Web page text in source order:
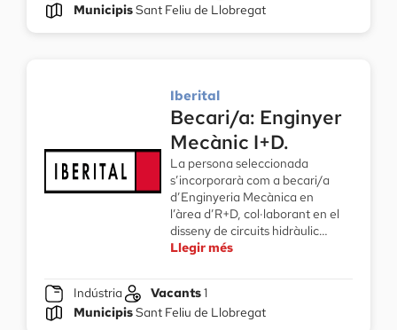
MunicipisSant Feliu de Llobregat
Iberital
Becari/a: Enginyer
Mecànic I+D.
La persona seleccionada
s’incorporarà com a becari/a
d’Enginyeria Mecànica en
l’àrea d’R+D, col·laborant en el
disseny de circuits hidràulic…
Llegir més
Indústria Vacants1
MunicipisSant Feliu de Llobregat